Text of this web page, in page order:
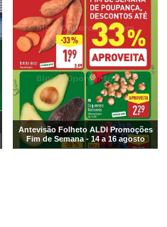
Antevisão Folheto ALDI Promoções
Fim de Semana - 14 a 16 agosto